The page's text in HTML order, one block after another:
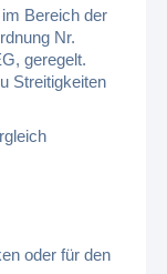
Bereich der
Nr.
geregelt.
Streitigkeiten
oder für den